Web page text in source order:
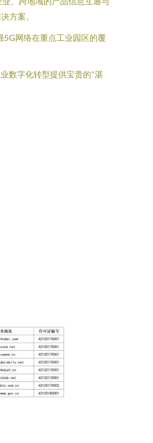
方案。
5G网络在重点工业园区的覆
数字化转型提供宝贵的“湛